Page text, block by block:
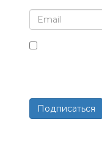
Подписаться